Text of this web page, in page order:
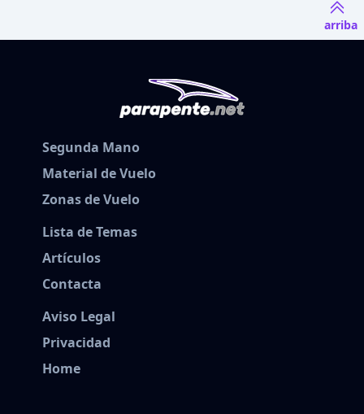
arriba
Segunda Mano
Material de Vuelo
Zonas de Vuelo
Lista de Temas
Artículos
Contacta
Aviso Legal
Privacidad
Home